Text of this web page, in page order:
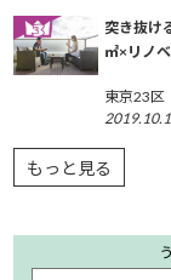
突き抜け
㎡×リノ
東京23区
もっと見る